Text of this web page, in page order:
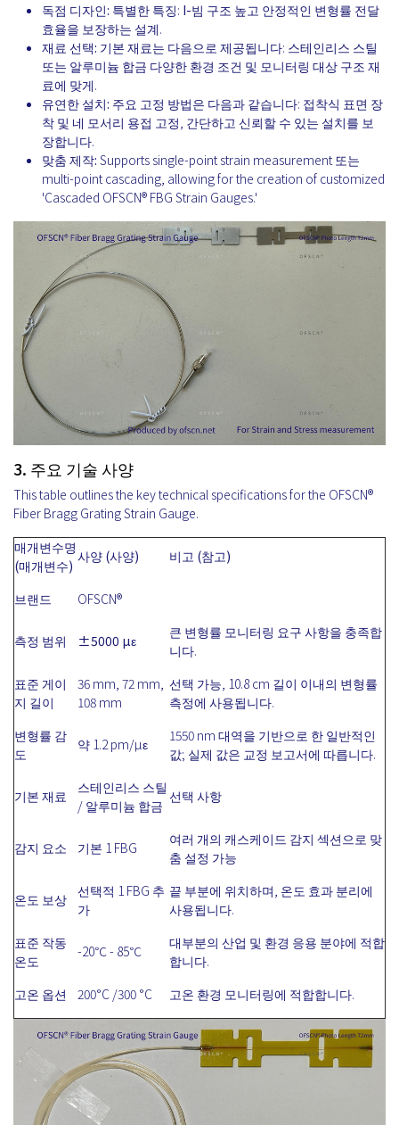
독점 디자인: 특별한 특징: I-빔 구조 높고 안정적인 변형률 전달
효율을 보장하는 설계.
재료 선택: 기본 재료는 다음으로 제공됩니다: 스테인리스 스틸
또는 알루미늄 합금 다양한 환경 조건 및 모니터링 대상 구조 재
료에 맞게.
유연한 설치: 주요 고정 방법은 다음과 같습니다: 접착식 표면 장
착 및 네 모서리 용접 고정, 간단하고 신뢰할 수 있는 설치를 보
장합니다.
맞춤 제작: Supports single-point strain measurement 또는
multi-point cascading, allowing for the creation of customized
'Cascaded OFSCN® FBG Strain Gauges.'
3. 주요 기술 사양
This table outlines the key technical specifications for the OFSCN®
Fiber Bragg Grating Strain Gauge.
매개변수명
(매개변수)
사양 (사양) 비고 (참고)
브랜드 OFSCN®
측정 범위 ±5000 µε
큰 변형률 모니터링 요구 사항을 충족합
니다.
표준 게이
지 길이
36 mm, 72 mm,
108 mm
선택 가능, 10.8 cm 길이 이내의 변형률
측정에 사용됩니다.
변형률 감
도
약 1.2 pm/µε
1550 nm 대역을 기반으로 한 일반적인
값; 실제 값은 교정 보고서에 따릅니다.
기본 재료
스테인리스 스틸
/ 알루미늄 합금
선택 사항
감지 요소 기본 1 FBG
여러 개의 캐스케이드 감지 섹션으로 맞
춤 설정 가능
온도 보상 선택적 1 FBG 추
가
끝 부분에 위치하며, 온도 효과 분리에
사용됩니다.
표준 작동
온도
-20℃ - 85℃
대부분의 산업 및 환경 응용 분야에 적합
합니다.
고온 옵션
200°C /300 °C 고온 환경 모니터링에 적합합니다.